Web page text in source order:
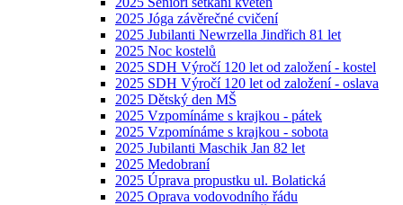
2025 Jóga závěrečné cvičení
2025 Jubilanti Newrzella Jindřich 81 let
2025 Noc kostelů
2025 SDH Výročí 120 let od založení - kostel
2025 SDH Výročí 120 let od založení - oslava
2025 Dětský den MŠ
2025 Vzpomínáme s krajkou - pátek
2025 Vzpomínáme s krajkou - sobota
2025 Jubilanti Maschik Jan 82 let
2025 Medobraní
2025 Úprava propustku ul. Bolatická
2025 Oprava vodovodního řádu